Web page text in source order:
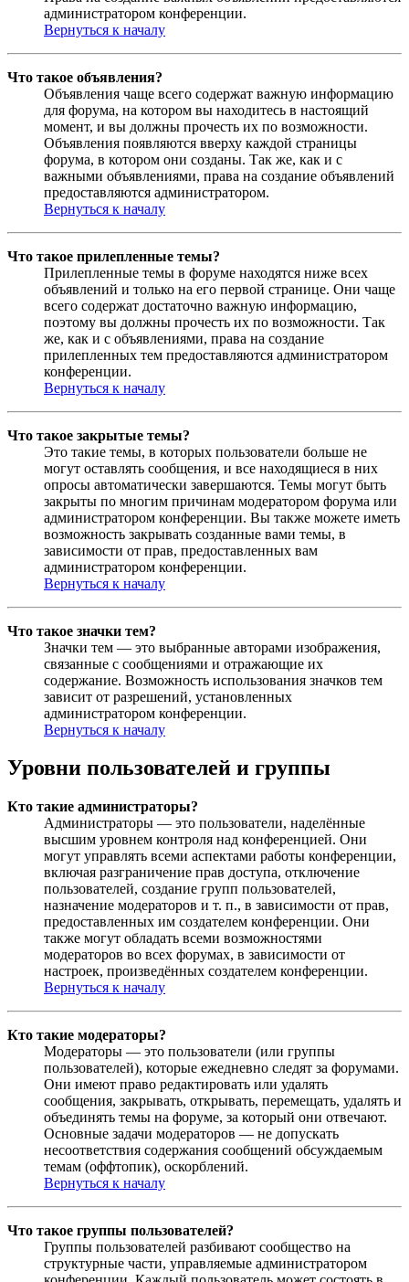
администратором конференции.
Вернуться к началу
Что такое объявления?
Объявления чаще всего содержат важную информацию
для форума, на котором вы находитесь в настоящий
момент, и вы должны прочесть их по возможности.
Объявления появляются вверху каждой страницы
форума, в котором они созданы. Так же, как и с
важными объявлениями, права на создание объявлений
предоставляются администратором.
Вернуться к началу
Что такое прилепленные темы?
Прилепленные темы в форуме находятся ниже всех
объявлений и только на его первой странице. Они чаще
всего содержат достаточно важную информацию,
поэтому вы должны прочесть их по возможности. Так
же, как и с объявлениями, права на создание
прилепленных тем предоставляются администратором
конференции.
Вернуться к началу
Что такое закрытые темы?
Это такие темы, в которых пользователи больше не
могут оставлять сообщения, и все находящиеся в них
опросы автоматически завершаются. Темы могут быть
закрыты по многим причинам модератором форума или
администратором конференции. Вы также можете иметь
возможность закрывать созданные вами темы, в
зависимости от прав, предоставленных вам
администратором конференции.
Вернуться к началу
Что такое значки тем?
Значки тем — это выбранные авторами изображения,
связанные с сообщениями и отражающие их
содержание. Возможность использования значков тем
зависит от разрешений, установленных
администратором конференции.
Вернуться к началу
Уровни пользователей и группы
Кто такие администраторы?
Администраторы — это пользователи, наделённые
высшим уровнем контроля над конференцией. Они
могут управлять всеми аспектами работы конференции,
включая разграничение прав доступа, отключение
пользователей, создание групп пользователей,
назначение модераторов и т. п., в зависимости от прав,
предоставленных им создателем конференции. Они
также могут обладать всеми возможностями
модераторов во всех форумах, в зависимости от
настроек, произведённых создателем конференции.
Вернуться к началу
Кто такие модераторы?
Модераторы — это пользователи (или группы
пользователей), которые ежедневно следят за форумами.
Они имеют право редактировать или удалять
сообщения, закрывать, открывать, перемещать, удалять и
объединять темы на форуме, за который они отвечают.
Основные задачи модераторов — не допускать
несоответствия содержания сообщений обсуждаемым
темам (оффтопик), оскорблений.
Вернуться к началу
Что такое группы пользователей?
Группы пользователей разбивают сообщество на
структурные части, управляемые администратором